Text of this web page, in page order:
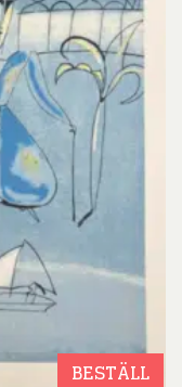
BESTÄLL